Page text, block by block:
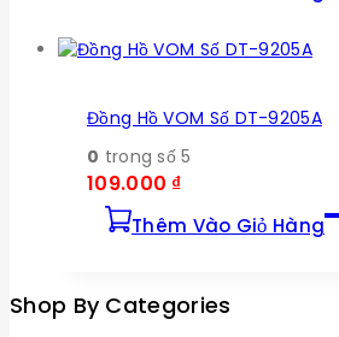
Đồng Hồ VOM Số DT-9205A
0 trong số 5
109.000 ₫
Thêm Vào Giỏ Hàng
Shop By Categories